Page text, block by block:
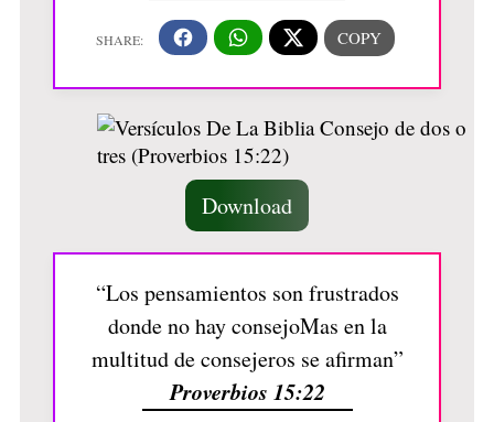
Download
“Los pensamientos son frustrados
donde no hay consejoMas en la
multitud de consejeros se afirman”
Proverbios 15:22